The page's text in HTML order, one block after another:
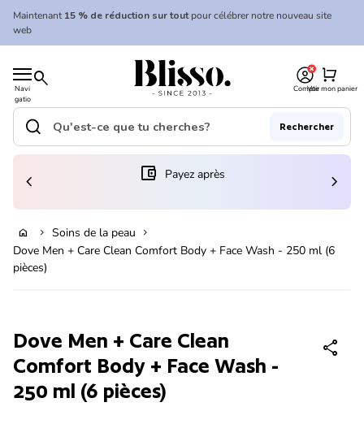
Skip to content
Maintenant15 % de réduction sur toutpour célébrer notre nouveau site
web
Navi
gatio
n
mobil
search
Accueil
CompteVoir mon panier
shopping_cart
Accueil
Recherche"
search Rechercher
(le lien s'ouvre dans un nouvel onglet/fenêtre)
account_balance_wallet Payez après
chevron_left chevron_right
home chevron_right Soins de la peau chevron_right
Dove Men + Care Clean Comfort Body + Face Wash - 250 ml (6
pièces)
Dove Men + Care Clean
Comfort Body + Face Wash -
250 ml (6 pièces)
share